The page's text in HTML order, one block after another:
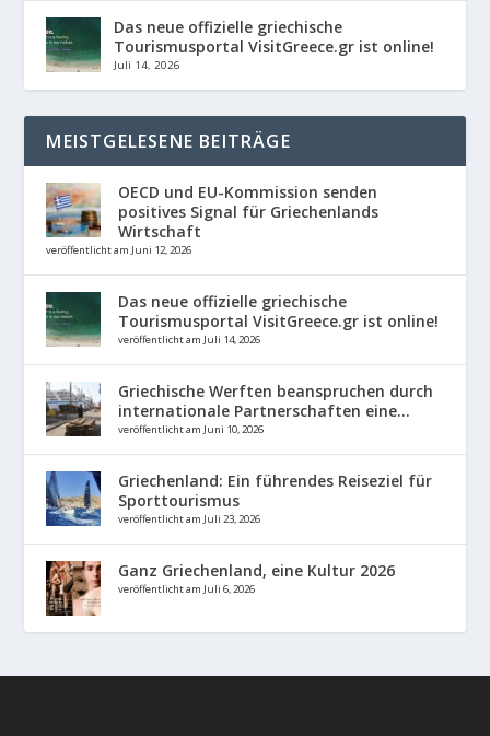
Das neue offizielle griechische
Tourismusportal VisitGreece.gr ist online!
Juli 14, 2026
MEISTGELESENE BEITRÄGE
OECD und EU-Kommission senden
positives Signal für Griechenlands
Wirtschaft
veröffentlicht am Juni 12, 2026
Das neue offizielle griechische
Tourismusportal VisitGreece.gr ist online!
veröffentlicht am Juli 14, 2026
Griechische Werften beanspruchen durch
internationale Partnerschaften eine...
veröffentlicht am Juni 10, 2026
Griechenland: Ein führendes Reiseziel für
Sporttourismus
veröffentlicht am Juli 23, 2026
Ganz Griechenland, eine Kultur 2026
veröffentlicht am Juli 6, 2026